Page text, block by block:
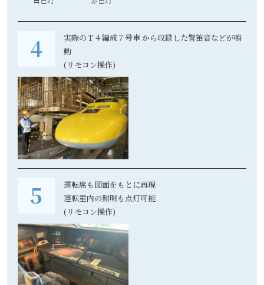
実際のＴ４編成７号車 から収録した警笛音などが鳴
動
(リモコン操作)
運転席も図面をもとに再現
運転室内の照明も点灯可能
(リモコン操作)